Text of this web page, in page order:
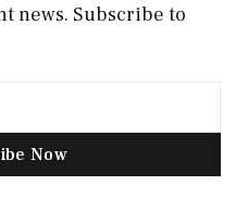
news. Subscribe to
Now